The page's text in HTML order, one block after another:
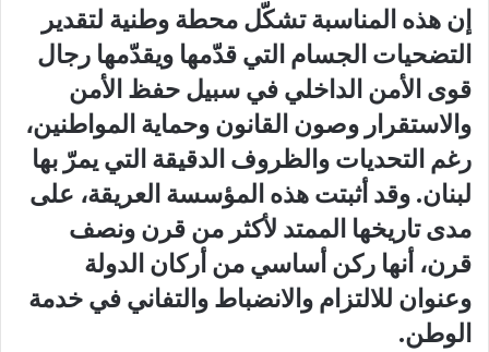
إن هذه المناسبة تشكّل محطة وطنية لتقدير
التضحيات الجسام التي قدّمها ويقدّمها رجال
قوى الأمن الداخلي في سبيل حفظ الأمن
والاستقرار وصون القانون وحماية المواطنين،
رغم التحديات والظروف الدقيقة التي يمرّ بها
لبنان. وقد أثبتت هذه المؤسسة العريقة، على
مدى تاريخها الممتد لأكثر من قرن ونصف
قرن، أنها ركن أساسي من أركان الدولة
وعنوان للالتزام والانضباط والتفاني في خدمة
الوطن.